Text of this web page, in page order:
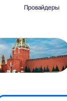
Провайдеры